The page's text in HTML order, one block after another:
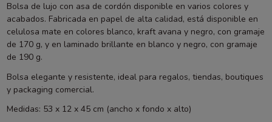
Bolsa de lujo con asa de cordón disponible en varios colores y
acabados. Fabricada en papel de alta calidad, está disponible en
celulosa mate en colores blanco, kraft avana y negro, con gramaje
de 170 g, y en laminado brillante en blanco y negro, con gramaje
de 190 g.
Bolsa elegante y resistente, ideal para regalos, tiendas, boutiques
y packaging comercial.
Medidas: 53 x 12 x 45 cm (ancho x fondo x alto)